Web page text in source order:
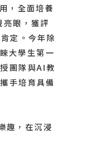
，全面培養
眼，獲評
定。今年除
大學生第一
團隊與AI教
手培育具備
趣，在沉浸